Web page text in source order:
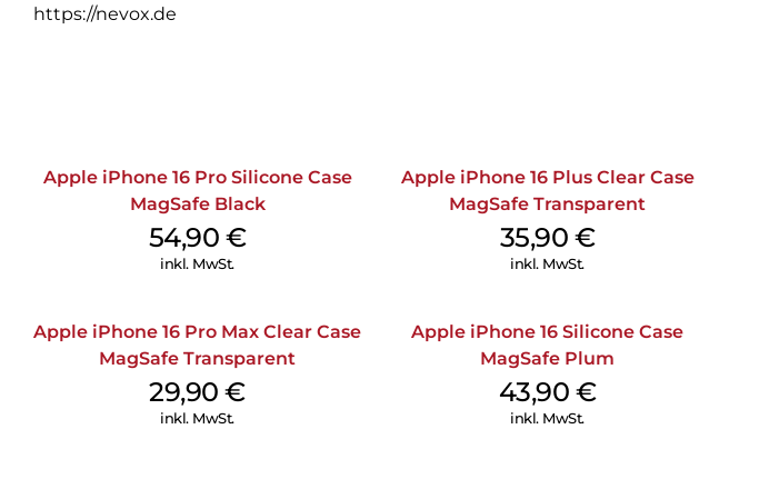
https://nevox.de
Apple iPhone 16 Pro Silicone Case
MagSafe Black
54,90 €
inkl. MwSt.
Apple iPhone 16 Plus Clear Case
MagSafe Transparent
35,90 €
inkl. MwSt.
Apple iPhone 16 Pro Max Clear Case
MagSafe Transparent
29,90€
inkl. MwSt.
Apple iPhone 16 Silicone Case
MagSafe Plum
43,90 €
inkl. MwSt.